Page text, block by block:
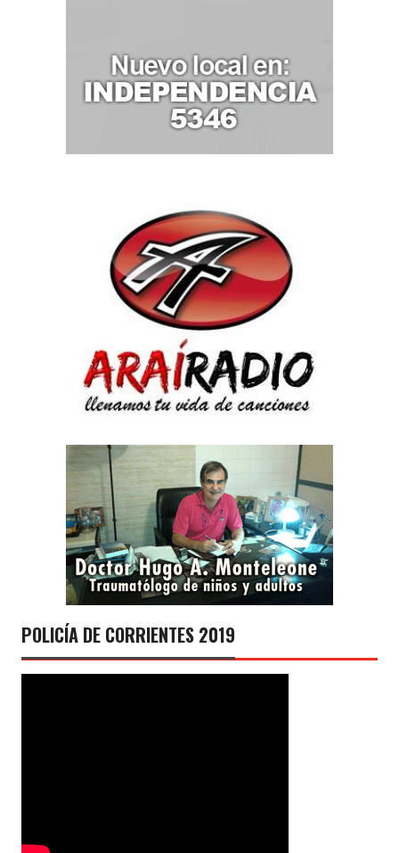
POLICÍA DE CORRIENTES 2019